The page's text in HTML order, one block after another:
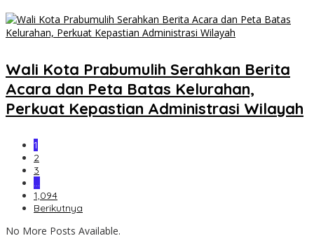
Wali Kota Prabumulih Serahkan Berita
Acara dan Peta Batas Kelurahan,
Perkuat Kepastian Administrasi Wilayah
1
2
3
…
1,094
Berikutnya
No More Posts Available.